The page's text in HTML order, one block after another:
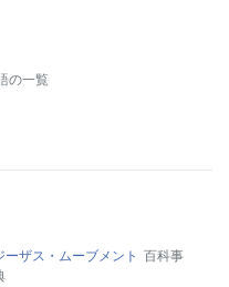
の一覧
ーザス・ムーブメント 百科事